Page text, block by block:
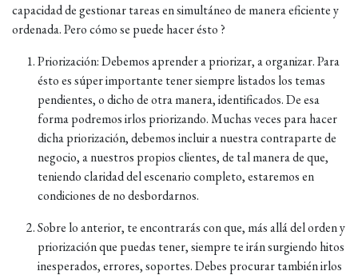
capacidad de gestionar tareas en simultáneo de manera eficiente y
ordenada. Pero cómo se puede hacer ésto ?
Priorización: Debemos aprender a priorizar, a organizar. Para
ésto es súper importante tener siempre listados los temas
pendientes, o dicho de otra manera, identificados. De esa
forma podremos irlos priorizando. Muchas veces para hacer
dicha priorización, debemos incluir a nuestra contraparte de
negocio, a nuestros propios clientes, de tal manera de que,
teniendo claridad del escenario completo, estaremos en
condiciones de no desbordarnos.
Sobre lo anterior, te encontrarás con que, más allá del orden y
priorización que puedas tener, siempre te irán surgiendo hitos
inesperados, errores, soportes. Debes procurar también irlos